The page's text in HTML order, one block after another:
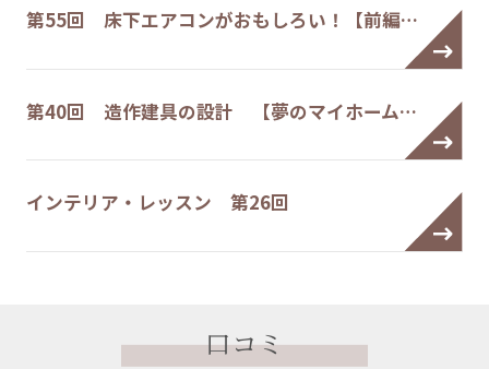
第55回 床下エアコンがおもしろい！【前編…
第40回 造作建具の設計 【夢のマイホーム…
インテリア・レッスン 第26回
口コミ